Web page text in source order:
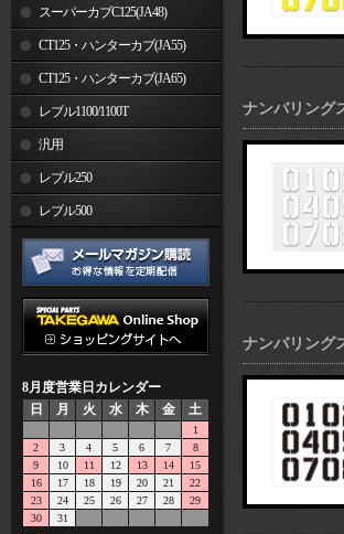
スーパーカブC125(JA48)
CT125・ハンターカブ(JA55)
CT125・ハンターカブ(JA65)
レブル1100/1100T
汎用
レブル250
レブル500
8月度営業日カレンダー
日
月 火 水 木 金 土
1
2
3 4 5 6 7
8
9
10 11 12 13 14
15
16
17 18 19 20 21
22
23
24 25 26 27 28
29
30
31
ナンバリング
ナンバリング